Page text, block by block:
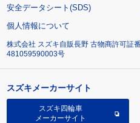
安全データシート(SDS)
個人情報について
株式会社 スズキ自販長野 古物商許可証
481059590003号
スズキメーカーサイト
スズキ四輪車
メーカーサイト